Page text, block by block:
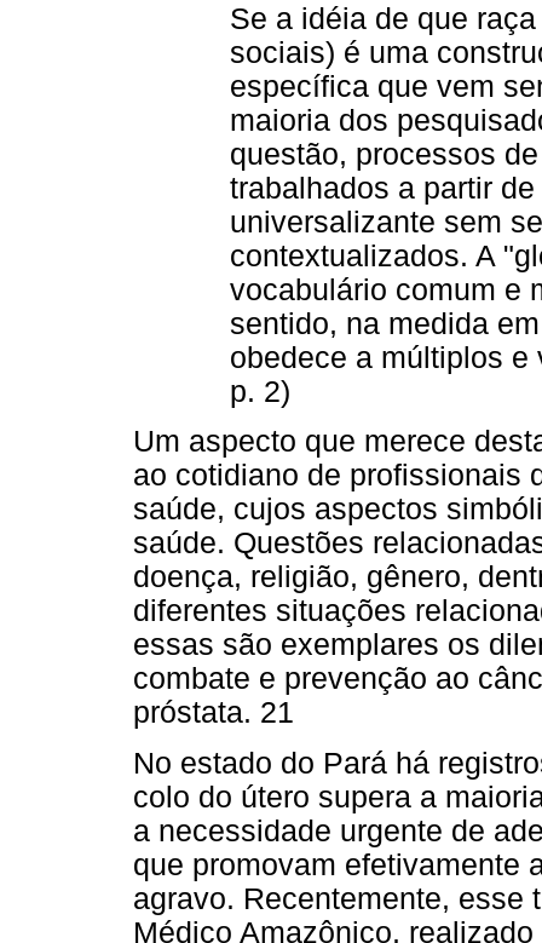
Se a idéia de que
sociais) é uma
específica que vem
maioria dos
questão, processos
trabalhados a partir
universalizante sem
contextualizados. A
vocabulário comum e
sentido, na medida
obedece a múltiplos
p. 2)
Um aspecto que merece
ao cotidiano de profissionais
saúde, cujos aspectos
saúde. Questões
doença, religião, gênero,
diferentes situações
essas são exemplares os
combate e prevenção ao
próstata. 21
No estado do Pará há
colo do útero supera a
a necessidade urgente de
que promovam efetivamente
agravo. Recentemente, esse
Médico Amazônico,